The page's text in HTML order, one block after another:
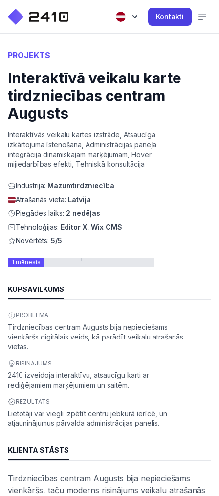
Kontakti
PROJEKTS
Interaktīvā veikalu karte
tirdzniecības centram
Augusts
Interaktīvās veikalu kartes izstrāde, Atsaucīga
izkārtojuma īstenošana, Administrācijas paneļa
integrācija dinamiskajam marķējumam, Hover
mijiedarbības efekti, Tehniskā konsultācija
Industrija: Mazumtirdzniecība
Atrašanās vieta: Latvija
Piegādes laiks: 2 nedēļas
Tehnoloģijas: Editor X, Wix CMS
Novērtēts: 5/5
1 mēnesis
KOPSAVILKUMS
PROBLĒMA
Tirdzniecības centram Augusts bija nepieciešams
vienkāršs digitālais veids, kā parādīt veikalu atrašanās
vietas.
RISINĀJUMS
2410 izveidoja interaktīvu, atsaucīgu karti ar
rediģējamiem marķējumiem un saitēm.
REZULTĀTS
Lietotāji var viegli izpētīt centru jebkurā ierīcē, un
atjauninājumus pārvalda administrācijas panelis.
KLIENTA STĀSTS
Tirdzniecības centram Augusts bija nepieciešams
vienkāršs, taču moderns risinājums veikalu atrašanās